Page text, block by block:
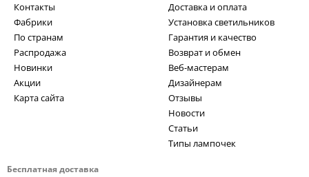
Бесплатная доставка
Контакты
Фабрики
По странам
Распродажа
Новинки
Акции
Карта сайта
Доставка и оплата
Установка светильников
Гарантия и качество
Возврат и обмен
Веб-мастерам
Дизайнерам
Отзывы
Новости
Статьи
Типы лампочек